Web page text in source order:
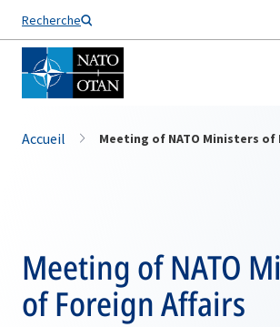
Recherche
Nom de famille*
Accueil Meeting of NATO Ministers
Meeting of NATO
of Foreign Affairs